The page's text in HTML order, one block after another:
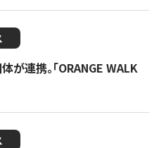
が連携。「ORANGE WALK